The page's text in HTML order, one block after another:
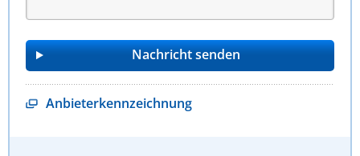
Anbieterkennzeichnung